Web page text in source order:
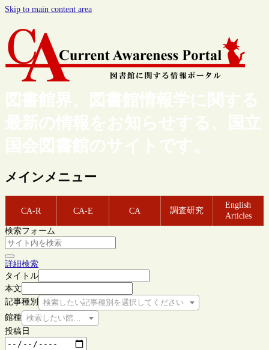
Skip to main content area
図書館界、図書館情報学に関する
最新の情報をお知らせする、国立
国会図書館のサイトです。
メインメニュー
CA-R CA-E CA 調査研究
English
Articles
検索フォーム
詳細検索
タイトル
本文
記事種別
検索したい記事種別を選択してください
館種 検索したい館種を選択してください
投稿日